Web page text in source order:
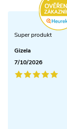
Super produkt
Gizela
7/10/2026